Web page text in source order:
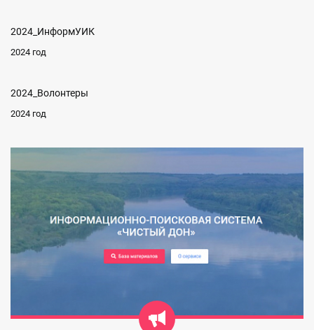
2024_ИнформУИК
2024 год
2024_Волонтеры
2024 год